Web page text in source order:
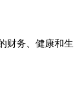
财务、健康和生